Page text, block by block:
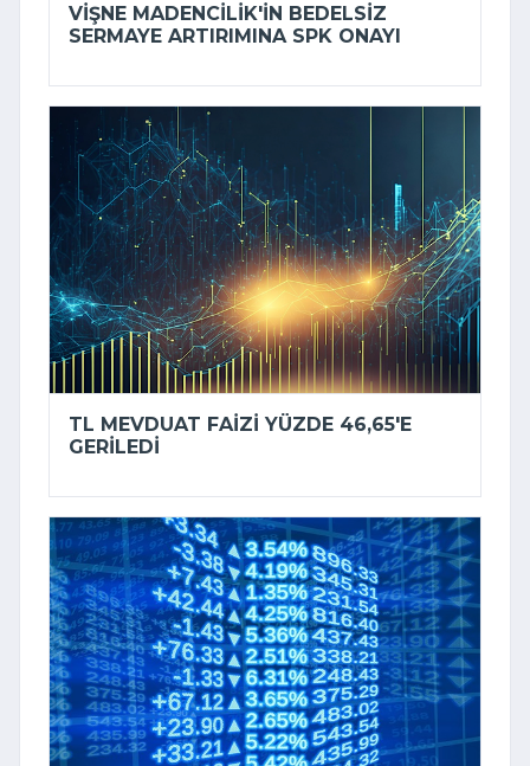
VIŞNE MADENCILIK'IN BEDELSIZ
SERMAYE ARTIRIMINA SPK ONAYI
TL MEVDUAT FAIZI YÜZDE 46,65'E
GERILEDI